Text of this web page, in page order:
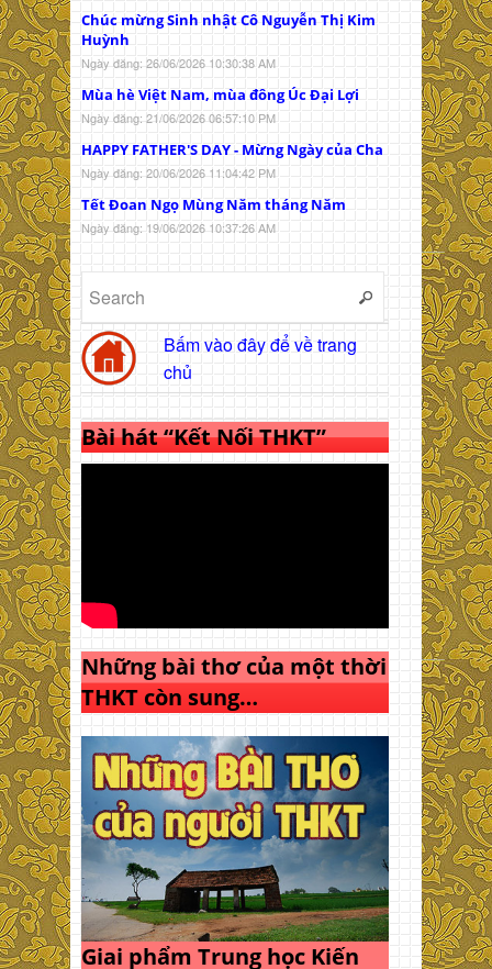
Chúc mừng Sinh nhật Cô Nguyễn Thị Kim
Huỳnh
Ngày đăng: 26/06/2026 10:30:38 AM
Mùa hè Việt Nam, mùa đông Úc Đại Lợi
Ngày đăng: 21/06/2026 06:57:10 PM
HAPPY FATHER'S DAY - Mừng Ngày của Cha
Ngày đăng: 20/06/2026 11:04:42 PM
Tết Đoan Ngọ Mùng Năm tháng Năm
Ngày đăng: 19/06/2026 10:37:26 AM
Bấm vào đây để về trang
chủ
Bài hát “Kết Nối THKT”
Những bài thơ của một thời
THKT còn sung…
Giai phẩm Trung học Kiến